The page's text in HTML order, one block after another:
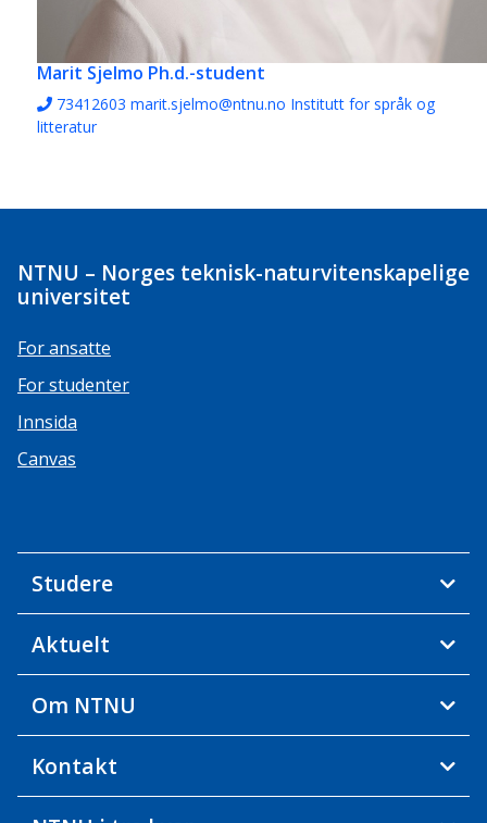
Marit Sjelmo Ph.d.-student
73412603 marit.sjelmo@ntnu.no Institutt for språk og
litteratur
NTNU – Norges teknisk-naturvitenskapelige
universitet
For ansatte
For studenter
Innsida
Canvas
Studere
Aktuelt
Om NTNU
Kontakt